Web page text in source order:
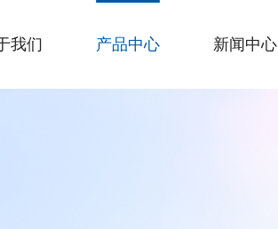
我们 产品中心 新闻中心